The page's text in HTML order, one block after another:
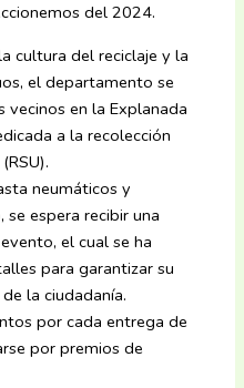
del 2024.
cultura del reciclaje y la
el departamento se
vecinos en la Explanada
a la recolección
neumáticos y
espera recibir una
el cual se ha
para garantizar su
la ciudadanía.
por cada entrega de
por premios de